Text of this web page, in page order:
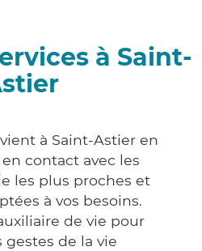
à Saint-
à Saint-Astier en
contact avec les
les plus proches et
à vos besoins.
de vie pour
gestes de la vie